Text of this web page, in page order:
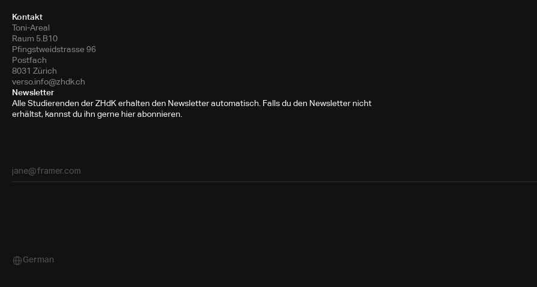
Kontakt
Toni-Areal
Raum 5.B10
Pfingstweidstrasse 96
Postfach
8031 Zürich
verso.info@zhdk.ch
Newsletter
Alle Studierenden der ZHdK erhalten den Newsletter automatisch. Falls du den Newsletter nicht
erhältst, kannst du ihn gerne hier abonnieren.
Select Language
German